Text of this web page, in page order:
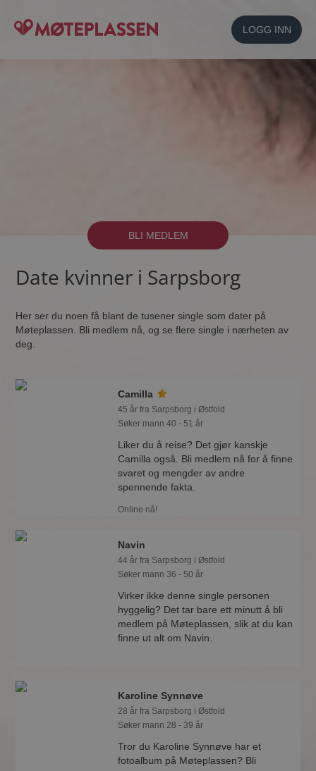
LOGG INN
BLI MEDLEM
Date kvinner i Sarpsborg
Her ser du noen få blant de tusener single som dater på
Møteplassen. Bli medlem nå, og se flere single i nærheten av
deg.
Camilla
45 år fra Sarpsborg i Østfold
Søker mann 40 - 51 år
Liker du å reise? Det gjør kanskje
Camilla også. Bli medlem nå for å finne
svaret og mengder av andre
spennende fakta.
Online nå!
Navin
44 år fra Sarpsborg i Østfold
Søker mann 36 - 50 år
Virker ikke denne single personen
hyggelig? Det tar bare ett minutt å bli
medlem på Møteplassen, slik at du kan
finne ut alt om Navin.
Karoline Synnøve
28 år fra Sarpsborg i Østfold
Søker mann 28 - 39 år
Tror du Karoline Synnøve har et
fotoalbum på Møteplassen? Bli